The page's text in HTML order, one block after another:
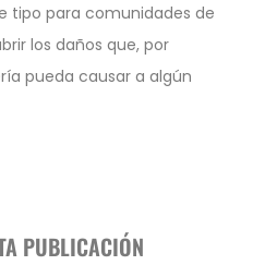
tipo para comunidades de
los daños que, por
pueda causar a algún
PUBLICACIÓN